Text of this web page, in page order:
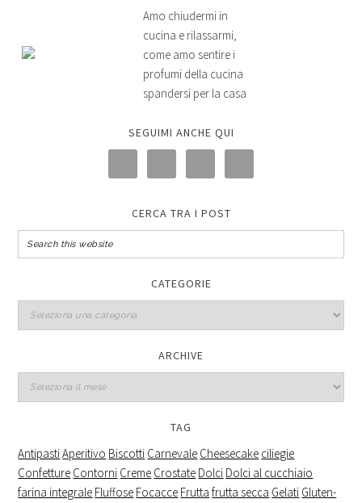
Amo chiudermi in
cucina e rilassarmi,
come amo sentire i
profumi della cucina
spandersi per la casa
SEGUIMI ANCHE QUI
CERCA TRA I POST
CATEGORIE
Categorie
ARCHIVE
Archive
TAG
AntipastiAperitivo Biscotti Carnevale Cheesecake ciliegie
Confetture Contorni Creme Crostate Dolci Dolci al cucchiaio
farina integrale Fluffose Focacce Frutta frutta secca Gelati Gluten-